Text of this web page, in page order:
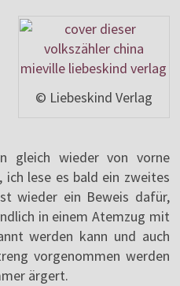
© Liebeskind Verlag
gleich wieder von vorne
ich lese es bald ein zweites
wieder ein Beweis dafür,
in einem Atemzug mit
werden kann und auch
vorgenommen werden
ärgert.